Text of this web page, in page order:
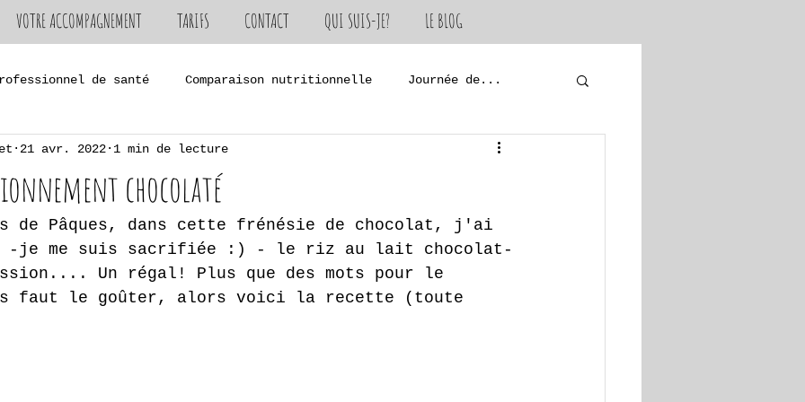
VOTRE ACCOMPAGNEMENT TARIFS CONTACT QUI SUIS-JE? LE BLOG
de santé Comparaison nutritionnelle Journée de...
chocolaté
21 avr. 2022 1 min de lecture
de Pâques, dans cette frénésie de chocolat, j'ai
-je me suis sacrifiée :) - le riz au lait chocolat-
Un régal! Plus que des mots pour le
faut le goûter, alors voici la recette (toute